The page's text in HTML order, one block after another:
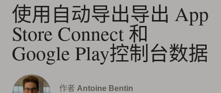
使用自动导出导出 App
Store Connect 和
Google Play控制台数据
作者 Antoine Bentin